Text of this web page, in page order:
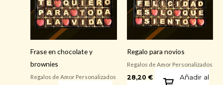
Frase en chocolate y
brownies
Regalos de Amor Personalizados
Regalo para novios
Regalos de Amor Personalizados
28,20 €
Añadir al